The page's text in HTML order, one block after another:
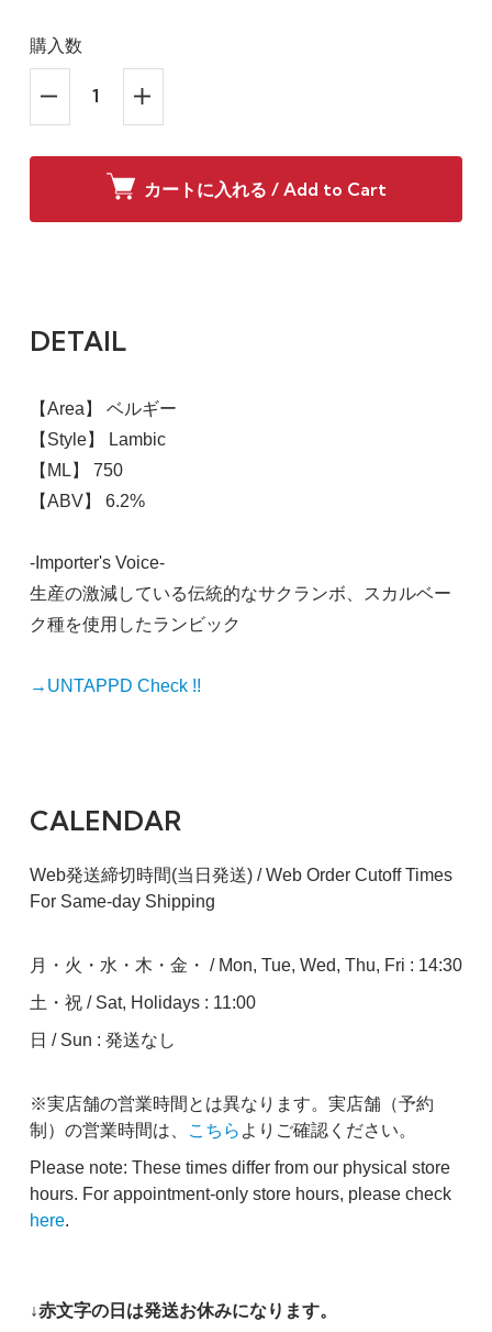
購入数
カートに入れる / Add to Cart
DETAIL
【Area】 ベルギー
【Style】 Lambic
【ML】 750
【ABV】 6.2%
-Importer's Voice-
生産の激減している伝統的なサクランボ、スカルベー
ク種を使用したランビック
→UNTAPPD Check !!
CALENDAR
Web発送締切時間(当日発送) / Web Order Cutoff Times
For Same-day Shipping
月・火・水・木・金・ / Mon, Tue, Wed, Thu, Fri : 14:30
土・祝 / Sat, Holidays : 11:00
日 / Sun : 発送なし
※実店舗の営業時間とは異なります。実店舗（予約
制）の営業時間は、
こちら よりご確認ください。
Please note: These times differ from our physical store
hours. For appointment-only store hours, please check
here.
↓赤文字の日は発送お休みになります。